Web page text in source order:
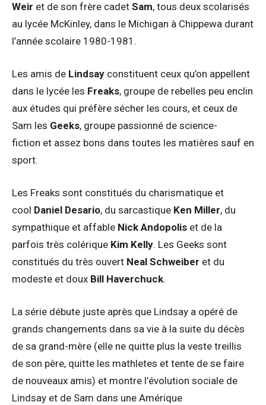
Weir et de son frère cadet Sam, tous deux scolarisés
au lycée McKinley, dans le Michigan à Chippewa durant
l’année scolaire 1980-1981.
Les amis de Lindsay constituent ceux qu’on appellent
dans le lycée les Freaks, groupe de rebelles peu enclin
aux études qui préfère sécher les cours, et ceux de
Sam les Geeks, groupe passionné de science-
fiction et assez bons dans toutes les matières sauf en
sport.
Les Freaks sont constitués du charismatique et
cool Daniel Desario, du sarcastique Ken Miller, du
sympathique et affable Nick Andopolis et de la
parfois très colérique Kim Kelly. Les Geeks sont
constitués du très ouvert Neal Schweiber et du
modeste et doux Bill Haverchuck.
La série débute juste après que Lindsay a opéré de
grands changements dans sa vie à la suite du décès
de sa grand-mère (elle ne quitte plus la veste treillis
de son père, quitte les mathletes et tente de se faire
de nouveaux amis) et montre l’évolution sociale de
Lindsay et de Sam dans une Amérique